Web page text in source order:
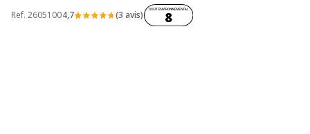
Ref. 26051004,7 (3 avis)Coût environnemental :
8